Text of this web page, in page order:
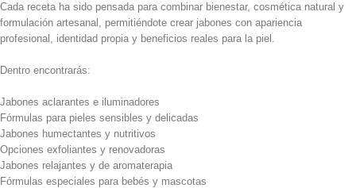
Cada receta ha sido pensada para combinar bienestar, cosmética natural y
formulación artesanal, permitiéndote crear jabones con apariencia
profesional, identidad propia y beneficios reales para la piel.
Dentro encontrarás:
Jabones aclarantes e iluminadores
Fórmulas para pieles sensibles y delicadas
Jabones humectantes y nutritivos
Opciones exfoliantes y renovadoras
Jabones relajantes y de aromaterapia
Fórmulas especiales para bebés y mascotas